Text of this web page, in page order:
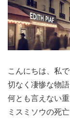
こんにちは、私
切なく凄惨な物
何とも言えない
ミスミソウの死